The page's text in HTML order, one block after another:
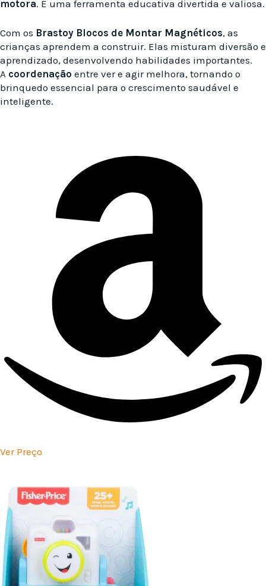
motora. É uma ferramenta educativa divertida e valiosa.
Com os Brastoy Blocos de Montar Magnéticos, as
crianças aprendem a construir. Elas misturam diversão e
aprendizado, desenvolvendo habilidades importantes.
A coordenação entre ver e agir melhora, tornando o
brinquedo essencial para o crescimento saudável e
inteligente.
Ver Preço